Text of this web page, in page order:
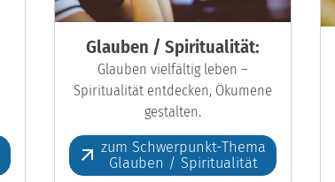
Glauben / Spiritualität:
Glauben vielfältig leben –
Spiritualität entdecken, Ökumene
gestalten.
zum Schwerpunkt-Thema
Glauben / Spiritualität